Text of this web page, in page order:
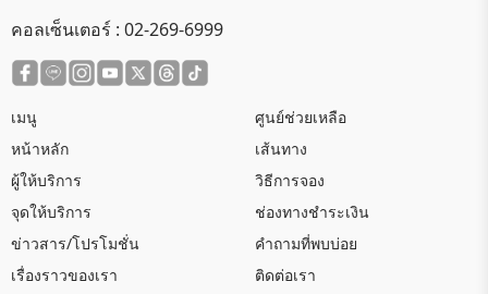
คอลเซ็นเตอร์ : 02-269-6999
เมนู
หน้าหลัก
ผู้ให้บริการ
จุดให้บริการ
ข่าวสาร/โปรโมชั่น
เรื่องราวของเรา
ศูนย์ช่วยเหลือ
เส้นทาง
วิธีการจอง
ช่องทางชำระเงิน
คำถามที่พบบ่อย
ติดต่อเรา